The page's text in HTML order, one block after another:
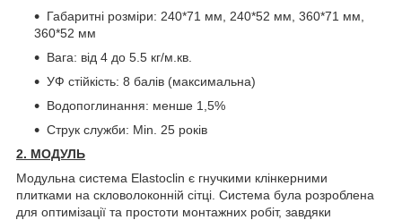
Габаритні розміри: 240*71 мм, 240*52 мм, 360*71 мм,
360*52 мм
Вага: від 4 до 5.5 кг/м.кв.
УФ стійкість: 8 балів (максимальна)
Водопоглинання: менше 1,5%
Струк служби: Min. 25 років
2. МОДУЛЬ
Модульна система Elastoclin є гнучкими клінкерними
плитками на скловолоконній сітці. Система була розроблена
для оптимізації та простоти монтажних робіт, завдяки